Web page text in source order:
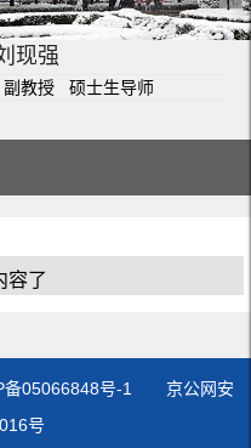
现强
副教授 硕士生导师
容了
备05066848号-1 京公网安
号